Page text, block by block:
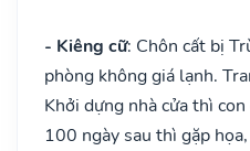
- Kiêng cữ: Chôn cất bị
phòng không giá lạnh.
Khởi dựng nhà cửa thì
100 ngày sau thì gặp